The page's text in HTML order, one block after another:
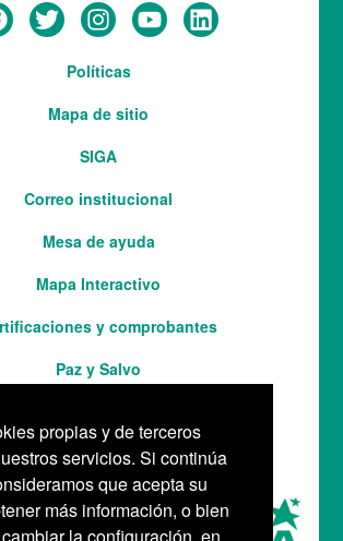
propias y de terceros
servicios. Si continúa
que acepta su
más información, o bien
Políticas
Mapa de sitio
SIGA
Correo institucional
Mesa de ayuda
Mapa Interactivo
y comprobantes
Paz y Salvo